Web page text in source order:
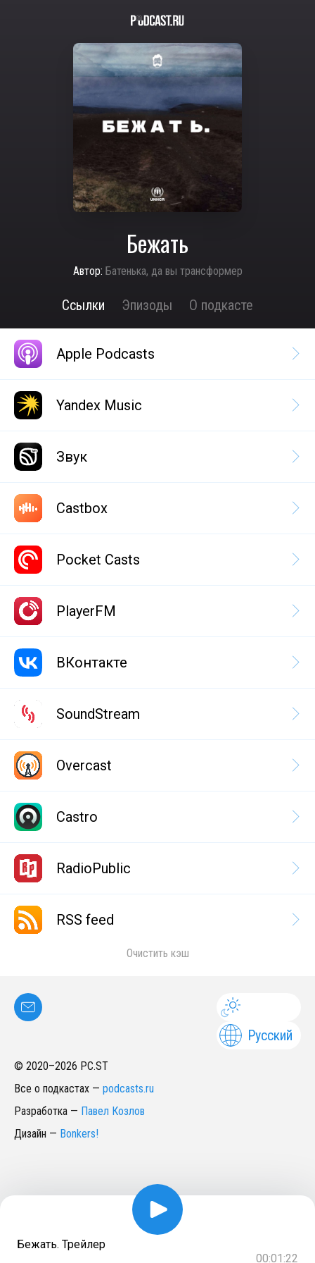
Бежать
Автор: Батенька, да вы трансформер
Ссылки Эпизоды О подкасте
Apple Podcasts
Yandex Music
Звук
Castbox
Pocket Casts
PlayerFM
ВКонтакте
SoundStream
Overcast
Castro
RadioPublic
RSS feed
Очистить кэш
Русский
© 2020–2026 PC.ST
Все о подкастах — podcasts.ru
Разработка — Павел Козлов
Дизайн — Bonkers!
Бежать. Трейлер
00:01:22